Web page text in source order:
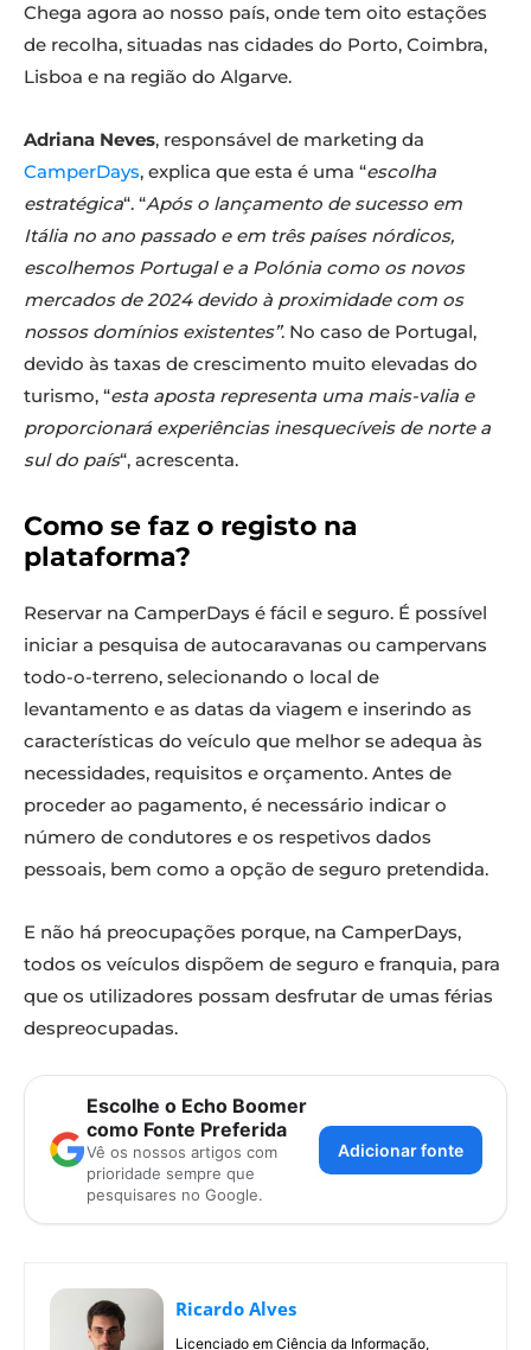
Chega agora ao nosso país, onde tem oito estações
de recolha, situadas nas cidades do Porto, Coimbra,
Lisboa e na região do Algarve.
Adriana Neves, responsável de marketing da
CamperDays, explica que esta é uma “escolha
estratégica“. “Após o lançamento de sucesso em
Itália no ano passado e em três países nórdicos,
escolhemos Portugal e a Polónia como os novos
mercados de 2024 devido à proximidade com os
nossos domínios existentes”. No caso de Portugal,
devido às taxas de crescimento muito elevadas do
turismo, “esta aposta representa uma mais-valia e
proporcionará experiências inesquecíveis de norte a
sul do país“, acrescenta.
Como se faz o registo na
plataforma?
Reservar na CamperDays é fácil e seguro. É possível
iniciar a pesquisa de autocaravanas ou campervans
todo-o-terreno, selecionando o local de
levantamento e as datas da viagem e inserindo as
características do veículo que melhor se adequa às
necessidades, requisitos e orçamento. Antes de
proceder ao pagamento, é necessário indicar o
número de condutores e os respetivos dados
pessoais, bem como a opção de seguro pretendida.
E não há preocupações porque, na CamperDays,
todos os veículos dispõem de seguro e franquia, para
que os utilizadores possam desfrutar de umas férias
despreocupadas.
Escolhe o Echo Boomer
como Fonte Preferida
Vê os nossos artigos com
prioridade sempre que
pesquisares no Google.
Adicionar fonte
Ricardo Alves
Licenciado em Ciência da Informação,